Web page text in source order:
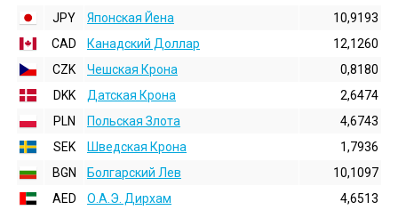
JPY
Японская Йена
10,9193
CAD
Канадский Доллар
12,1260
CZK
Чешская Крона
0,8180
DKK
Датская Крона
2,6474
PLN
Польская Злота
4,6743
SEK
Шведская Крона
1,7936
BGN
Болгарский Лев
10,1097
AED
О.А.Э. Дирхам
4,6513